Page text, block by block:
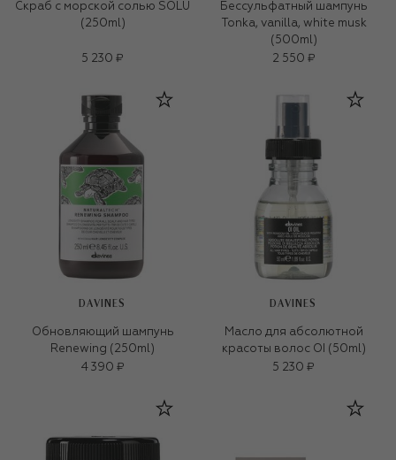
Скраб с морской солью SOLU
(250ml)
5 230 ₽
Бессульфатный шампунь
Tonka, vanilla, white musk
(500ml)
2 550 ₽
DAVINES
Обновляющий шампунь
Renewing (250ml)
4 390 ₽
DAVINES
Масло для абсолютной
красоты волос OI (50ml)
5 230 ₽